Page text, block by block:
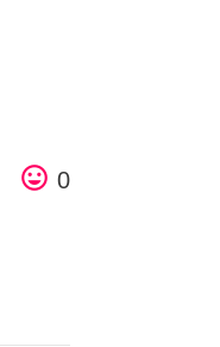
tag_faces 0